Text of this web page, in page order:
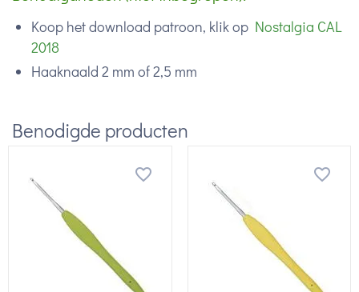
Koop het download patroon, klik op Nostalgia CAL
2018
Haaknaald 2 mm of 2,5 mm
Benodigde producten